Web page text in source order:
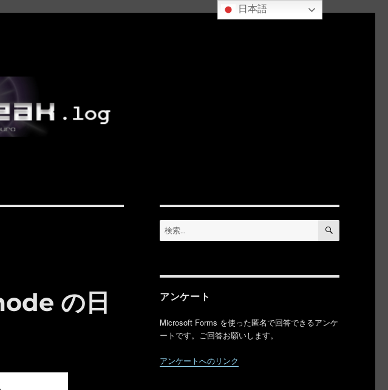
の日
検
索:
検
アンケート
Microsoft Forms を使った匿名で回答できるアンケ
ートです。ご回答お願いします。
アンケートへのリンク
日本語